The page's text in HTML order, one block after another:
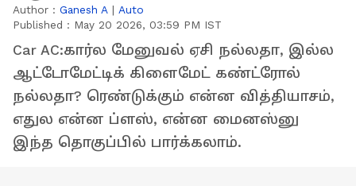
Author : Ganesh A | Auto
Published : May 20 2026, 03:59 PM IST
Car AC:கார்ல மேனுவல் ஏசி நல்லதா, இல்ல
ஆட்டோமேட்டிக் கிளைமேட் கண்ட்ரோல்
நல்லதா? ரெண்டுக்கும் என்ன வித்தியாசம்,
எதுல என்ன ப்ளஸ், என்ன மைனஸ்னு
இந்த தொகுப்பில் பார்க்கலாம்.